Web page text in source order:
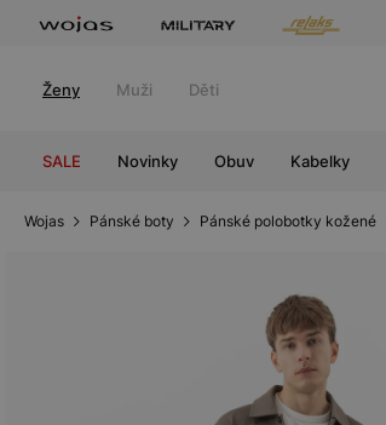
Ženy Muži Děti
SALE Novinky Obuv Kabelky
Wojas Pánské boty Pánské polobotky kožené